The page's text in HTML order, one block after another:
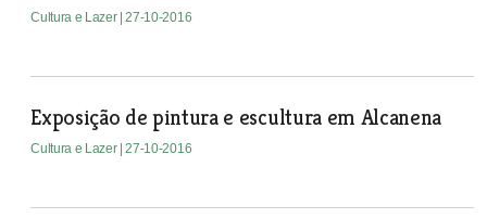
Cultura e Lazer | 27-10-2016
Exposição de pintura e escultura em Alcanena
Cultura e Lazer | 27-10-2016